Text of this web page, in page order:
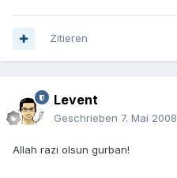
Zitieren
Levent
Geschrieben 7. Mai 2008
Allah razi olsun gurban!